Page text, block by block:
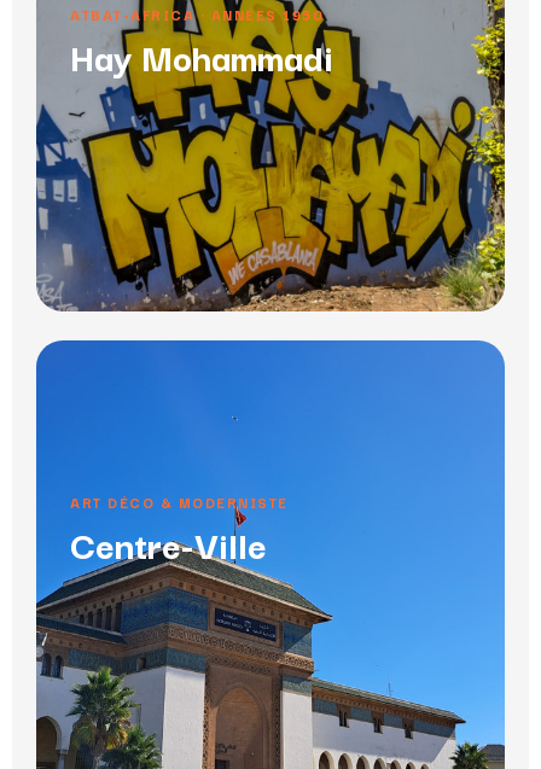
ATBAT-AFRICA · ANNÉES 1950
Hay Mohammadi
ART DÉCO & MODERNISTE
Centre-Ville